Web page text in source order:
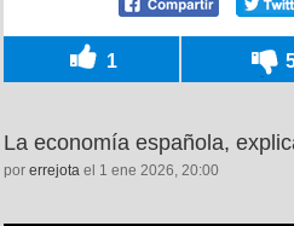
1
La economía española,
por errejota el 1 ene 2026, 20:00